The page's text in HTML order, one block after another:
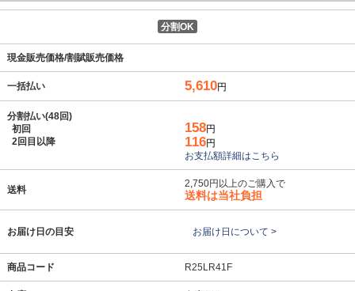
分割OK
現金販売価格/割賦販売価格
一括払い 5,610円
分割払い(48回)
初回
2回目以降
158円
116円
お支払額詳細はこちら
送料
2,750円以上のご購入で
送料は当社負担
お届け日の目安 お届け日について >
商品コード R25LR41F